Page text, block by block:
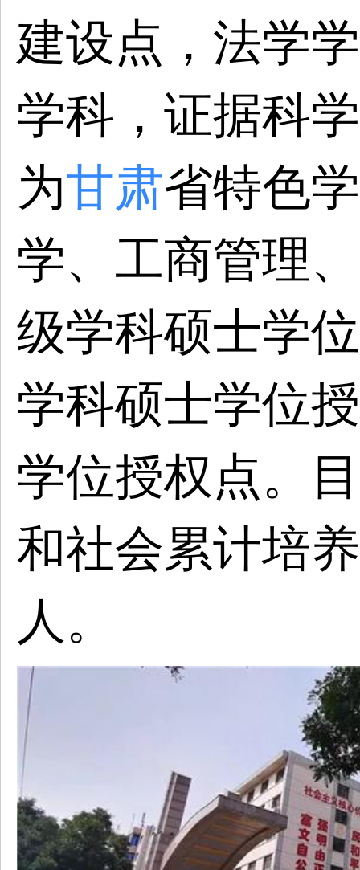
建设点，法学
学科，证据科
为甘肃省特色
学、工商管理
级学科硕士学
学科硕士学位
学位授权点。
和社会累计培
人。